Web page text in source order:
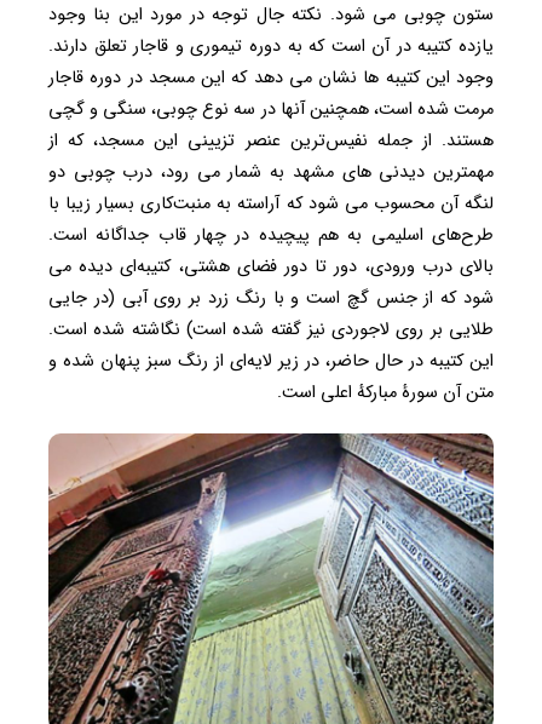
ستون چوبی می شود. نکته جال توجه در مورد این بنا وجود
یازده کتیبه در آن است که به دوره تیموری و قاجار تعلق دارند.
وجود این کتیبه ها نشان می دهد که این مسجد در دوره قاجار
مرمت شده است، همچنین آنها در سه نوع چوبی، سنگی و گچی
هستند. از جمله نفیس‌ترین عنصر تزیینی این مسجد، که از
مهمترین دیدنی های مشهد به شمار می رود، درب چوبی دو
لنگه آن محسوب می شود که آراسته به منبت‌کاری بسیار زیبا با
طرح‌های اسلیمی به هم پیچیده در چهار قاب جداگانه است.
بالای درب ورودی، دور تا دور فضای هشتی، کتیبه‌ای دیده می
شود که از جنس گچ است و با رنگ زرد بر روی آبی (در جایی
طلایی بر روی لاجوردی نیز گفته شده است) نگاشته شده است.
این کتیبه در حال حاضر، در زیر لایه‌ای از رنگ سبز پنهان شده و
متن آن سورهٔ مبارکهٔ اعلی است.